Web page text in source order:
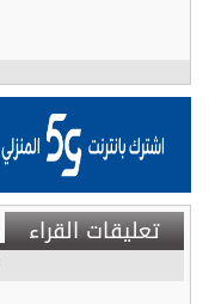
تعليقات القراء